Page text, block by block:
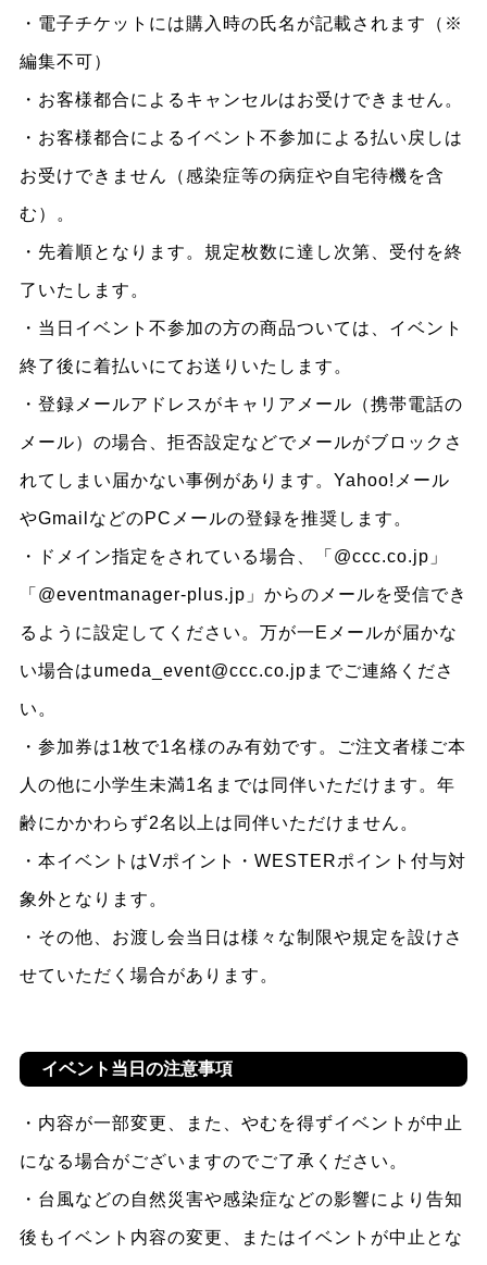
・電子チケットには購入時の氏名が記載されます（※
編集不可）
・お客様都合によるキャンセルはお受けできません。
・お客様都合によるイベント不参加による払い戻しは
お受けできません（感染症等の病症や自宅待機を含
む）。
・先着順となります。規定枚数に達し次第、受付を終
了いたします。
・当日イベント不参加の方の商品ついては、イベント
終了後に着払いにてお送りいたします。
・登録メールアドレスがキャリアメール（携帯電話の
メール）の場合、拒否設定などでメールがブロックさ
れてしまい届かない事例があります。Yahoo!メール
やGmailなどのPCメールの登録を推奨します。
・ドメイン指定をされている場合、「@ccc.co.jp」
「@eventmanager-plus.jp」からのメールを受信でき
るように設定してください。万が一Eメールが届かな
い場合はumeda_event@ccc.co.jpまでご連絡くださ
い。
・参加券は1枚で1名様のみ有効です。ご注文者様ご本
人の他に小学生未満1名までは同伴いただけます。年
齢にかかわらず2名以上は同伴いただけません。
・本イベントはVポイント・WESTERポイント付与対
象外となります。
・その他、お渡し会当日は様々な制限や規定を設けさ
せていただく場合があります。
イベント当日の注意事項
・内容が一部変更、また、やむを得ずイベントが中止
になる場合がございますのでご了承ください。
・台風などの自然災害や感染症などの影響により告知
後もイベント内容の変更、またはイベントが中止とな